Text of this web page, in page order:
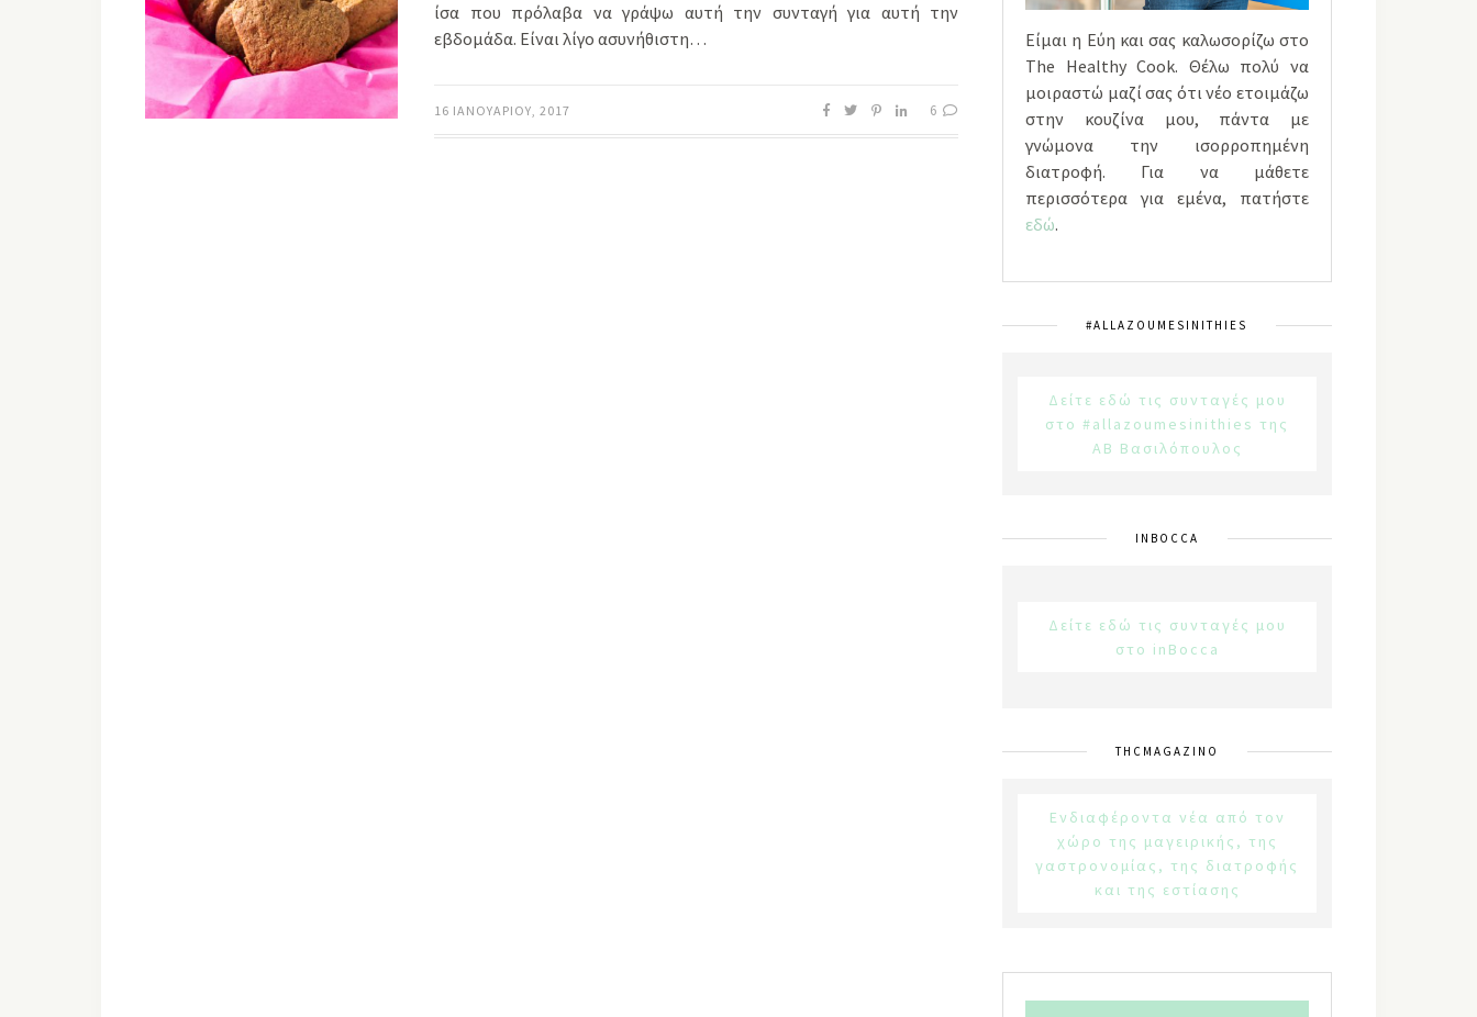
ίσα που πρόλαβα να γράψω αυτή την συνταγή για αυτή την
εβδομάδα. Είναι λίγο ασυνήθιστη…
16 ΙΑΝΟΥΑΡΊΟΥ, 2017 6
Είμαι η Εύη και σας καλωσορίζω στο
The Healthy Cook. Θέλω πολύ να
μοιραστώ μαζί σας ότι νέο ετοιμάζω
στην κουζίνα μου, πάντα με
γνώμονα την ισορροπημένη
διατροφή. Για να μάθετε
περισσότερα για εμένα, πατήστε
εδώ.
#ALLAZOUMESINITHIES
Δείτε εδώ τις συνταγές μου
στο #allazoumesinithies της
ΑΒ Βασιλόπουλος
INBOCCA
Δείτε εδώ τις συνταγές μου
στο inBocca
THCMAGAZINO
Ενδιαφέροντα νέα από τον
χώρο της μαγειρικής, της
γαστρονομίας, της διατροφής
και της εστίασης